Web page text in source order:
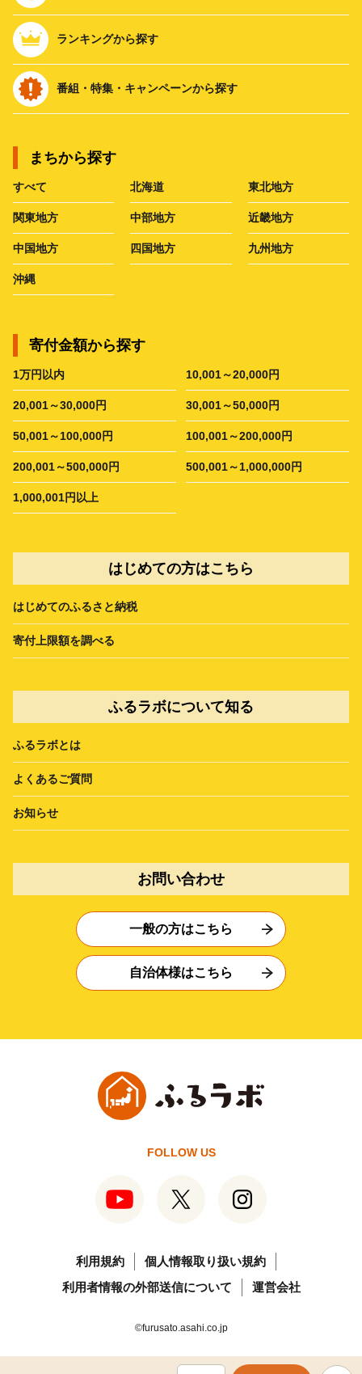
ランキングから探す
番組・特集・キャンペーンから探す
まちから探す
すべて 北海道 東北地方
関東地方 中部地方 近畿地方
中国地方 四国地方 九州地方
沖縄
寄付金額から探す
1万円以内 10,001～20,000円
20,001～30,000円 30,001～50,000円
50,001～100,000円 100,001～200,000円
200,001～500,000円 500,001～1,000,000円
1,000,001円以上
はじめての方はこちら
はじめてのふるさと納税
寄付上限額を調べる
ふるラボについて知る
ふるラボとは
よくあるご質問
お知らせ
お問い合わせ
一般の方はこちら
自治体様はこちら
FOLLOW US
利用規約
個人情報取り扱い規約
利用者情報の外部送信について
運営会社
©furusato.asahi.co.jp